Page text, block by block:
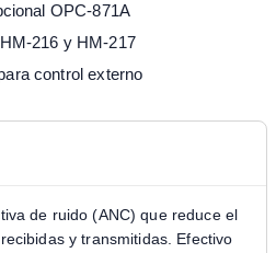
OPC-871A
216 y HM-217
control externo
de ruido (ANC) que reduce el
y transmitidas. Efectivo